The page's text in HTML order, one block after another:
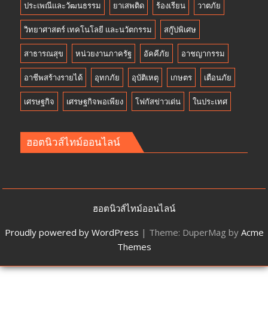
ประเพณีและวัฒนธรรม ยาเสพติด ร้องเรียน วาตภัย
วิทยาศาสตร์ เทคโนโลยี และนวัตกรรม สกู๊ปพิเศษ
สาธารณสุข หน่วยงานภาครัฐ อัคคีภัย อาชญากรรม
อาชีพสร้างรายได้ อุทกภัย อุบัติเหตุ เกษตร เตือนภัย
เศรษฐกิจ เศรษฐกิจพอเพียง โฟกัสข่าวเด่น ในประเทศ
ฮอตนิวส์ไทม์ออนไลน์
ฮอตนิวส์ไทม์ออนไลน์
Proudly powered by WordPress | Theme: DuperMag by Acme
Themes